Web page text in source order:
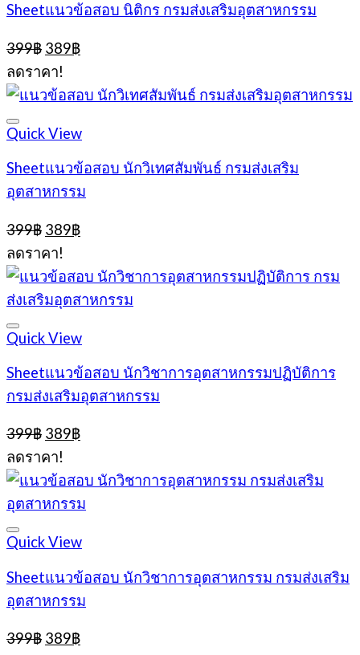
Sheetแนวข้อสอบ นิติกร กรมส่งเสริมอุตสาหกรรม
399฿ Original
price
was:
399฿.
389฿Current
389฿.
ลดราคา!
Quick View
Sheetแนวข้อสอบ นักวิเทศสัมพันธ์ กรมส่งเสริม
อุตสาหกรรม
399฿ Original
price
was:
399฿.
389฿Current
389฿.
ลดราคา!
Quick View
Sheetแนวข้อสอบ นักวิชาการอุตสาหกรรมปฏิบัติการ
กรมส่งเสริมอุตสาหกรรม
399฿ Original
price
was:
399฿.
389฿Current
389฿.
ลดราคา!
Quick View
Sheetแนวข้อสอบ นักวิชาการอุตสาหกรรม กรมส่งเสริม
อุตสาหกรรม
399฿ Original
389฿Current